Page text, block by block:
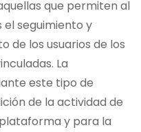
que permiten al
el seguimiento y
de los usuarios de los
La
este tipo de
de la actividad de
y para la